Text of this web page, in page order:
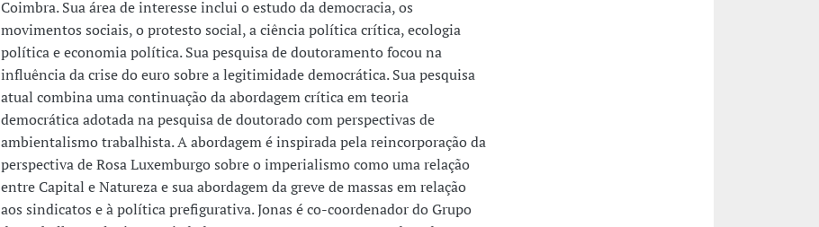
Coimbra. Sua área de interesse inclui o estudo da democracia, os
movimentos sociais, o protesto social, a ciência política crítica, ecologia
política e economia política. Sua pesquisa de doutoramento focou na
influência da crise do euro sobre a legitimidade democrática. Sua pesquisa
atual combina uma continuação da abordagem crítica em teoria
democrática adotada na pesquisa de doutorado com perspectivas de
ambientalismo trabalhista. A abordagem é inspirada pela reincorporação da
perspectiva de Rosa Luxemburgo sobre o imperialismo como uma relação
entre Capital e Natureza e sua abordagem da greve de massas em relação
aos sindicatos e à política prefigurativa. Jonas é co-coordenador do Grupo